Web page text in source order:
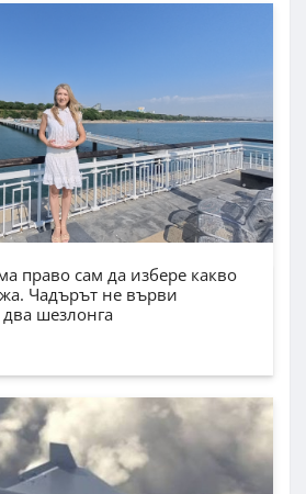
право сам да избере какво
Чадърът не върви
шезлонга